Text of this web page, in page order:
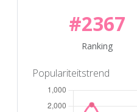
#2367
Ranking
Populariteitstrend